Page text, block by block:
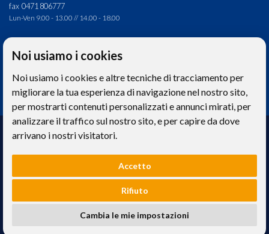
Noi usiamo i cookies
Noi usiamo i cookies e altre tecniche di tracciamento per
migliorare la tua esperienza di navigazione nel nostro sito,
per mostrarti contenuti personalizzati e annunci mirati, per
analizzare il traffico sul nostro sito, e per capire da dove
arrivano i nostri visitatori.
Accetto
Rifiuto
Cambia le mie impostazioni
fax 0471 806777
Lun-Ven 9.00 - 13.00 // 14.00 - 18.00
Ignas Tour S.p.A.
Largo Cesare Battisti, 28 - 39044 Egna (BZ) - Italia
P.IVA: 01652670215
Memetic srl- Via Pasqui 28 - 38068 Rovereto (TN)
Le foto e le immagini riprodotte sul sito hanno valore puramente descrittivo. -
e
Ignas Tour S.p.A. - Capitale sociale 120.000,00€ interamente versato | Camera di
Commercio Industria Artigianato e Agricoltura di Bolzano, BZ-154275 |